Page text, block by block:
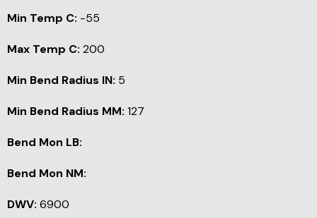
Min Temp C: -55
Max Temp C: 200
Min Bend Radius IN: 5
Min Bend Radius MM: 127
Bend Mon LB:
Bend Mon NM:
DWV: 6900